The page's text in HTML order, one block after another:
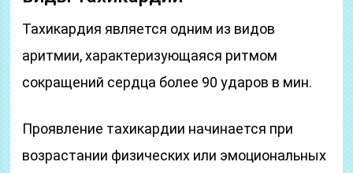
Тахикардия является одним из видов
аритмии, характеризующаяся ритмом
сокращений сердца более 90 ударов в мин.
Проявление тахикардии начинается при
возрастании физических или эмоциональных